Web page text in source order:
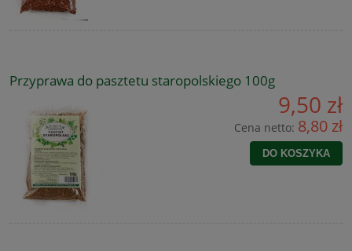
Przyprawa do pasztetu staropolskiego 100g
9,50 zł
Cena netto: 8,80 zł
DO KOSZYKA